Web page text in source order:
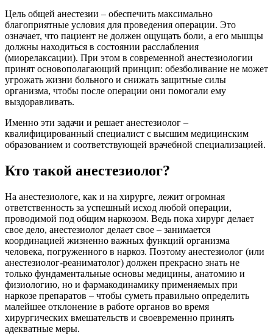
Цель общей анестезии – обеспечить максимально
благоприятные условия для проведения операции. Это
означает, что пациент не должен ощущать боли, а его мышцы
должны находиться в состоянии расслабления
(миорелаксации). При этом в современной анестезиологии
принят основополагающий принцип: обезболивание не может
угрожать жизни больного и снижать защитные силы
организма, чтобы после операции они помогали ему
выздоравливать.
Именно эти задачи и решает анестезиолог –
квалифицированный специалист с высшим медицинским
образованием и соответствующей врачебной специализацией.
Кто такой анестезиолог?
На анестезиологе, как и на хирурге, лежит огромная
ответственность за успешный исход любой операции,
проводимой под общим наркозом. Ведь пока хирург делает
свое дело, анестезиолог делает свое – занимается
координацией жизненно важных функций организма
человека, погруженного в наркоз. Поэтому анестезиолог (или
анестезиолог-реаниматолог) должен прекрасно знать не
только фундаментальные основы медицины, анатомию и
физиологию, но и фармакодинамику применяемых при
наркозе препаратов – чтобы суметь правильно определить
малейшее отклонение в работе органов во время
хирургических вмешательств и своевременно принять
адекватные меры.